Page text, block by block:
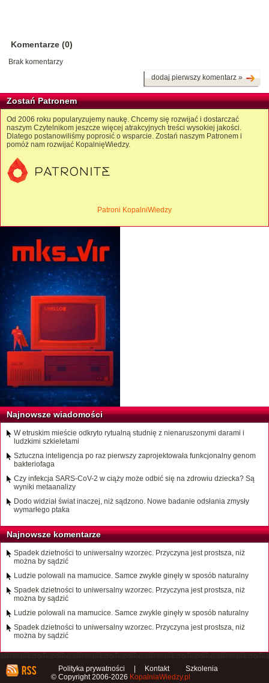
Komentarze (0)
Brak komentarzy
dodaj pierwszy komentarz »
Zostań Patronem
Od 2006 roku popularyzujemy naukę. Chcemy się rozwijać i dostarczać
naszym Czytelnikom jeszcze więcej atrakcyjnych treści wysokiej jakości.
Dlatego postanowiliśmy poprosić o wsparcie. Zostań naszym Patronem i
pomóż nam rozwijać KopalnięWiedzy.
Patroni KopalniWiedzy
Najnowsze wiadomości
W etruskim mieście odkryto rytualną studnię z nienaruszonymi darami i
ludzkimi szkieletami
Sztuczna inteligencja po raz pierwszy zaprojektowała funkcjonalny genom
bakteriofaga
Czy infekcja SARS-CoV-2 w ciąży może odbić się na zdrowiu dziecka? Są
wyniki metaanalizy
Dodo widział świat inaczej, niż sądzono. Nowe badanie odsłania zmysły
wymarłego ptaka
Najnowsze komentarze
Spadek dzietności to uniwersalny wzorzec. Przyczyna jest prostsza, niż
można by sądzić
Ludzie polowali na mamucice. Samce zwykle ginęły w sposób naturalny
Spadek dzietności to uniwersalny wzorzec. Przyczyna jest prostsza, niż
można by sądzić
Ludzie polowali na mamucice. Samce zwykle ginęły w sposób naturalny
Spadek dzietności to uniwersalny wzorzec. Przyczyna jest prostsza, niż
można by sądzić
Polityka prywatności Kontakt
Szkolenia
© Copyright 2006-2026 KopalniaWiedzy.pl